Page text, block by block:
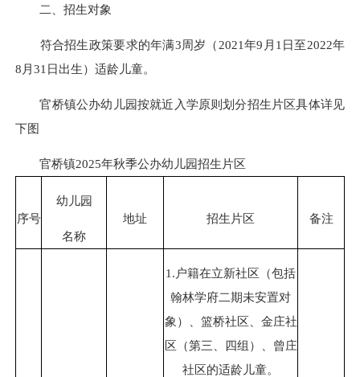
二、招生对象
符合招生政策要求的年满3周岁（2021年9月1日至2022年
8月31日出生）适龄儿童。
官桥镇公办幼儿园按就近入学原则划分招生片区具体详见
下图
官桥镇2025年秋季公办幼儿园招生片区
序号
幼儿园
名称
地址 招生片区 备注
1.户籍在立新社区（包括
翰林学府二期未安置对
象）、篮桥社区、金庄社
区（第三、四组）、曾庄
社区的适龄儿童。